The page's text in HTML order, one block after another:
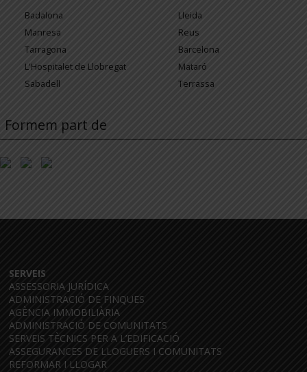
Badalona
Lleida
Manresa
Reus
Tarragona
Barcelona
L'Hospitalet de Llobregat
Mataró
Sabadell
Terrassa
Formem part de
SERVEIS
ASSESSORIA JURÍDICA
ADMINISTRACIÓ DE FINQUES
AGÈNCIA IMMOBILIÀRIA
ADMINISTRACIÓ DE COMUNITATS
SERVEIS TÈCNICS PER A L’EDIFICACIÓ
ASSEGURANCES DE LLOGUERS I COMUNITATS
REFORMAR I LLOGAR